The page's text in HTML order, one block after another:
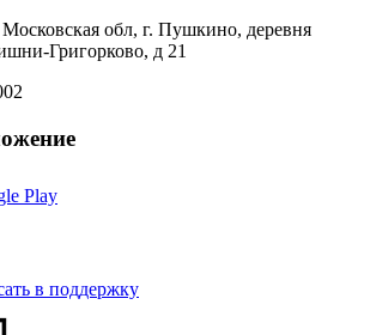
обл, г. Пушкино, деревня
Григорково, д 21
Play
в поддержку